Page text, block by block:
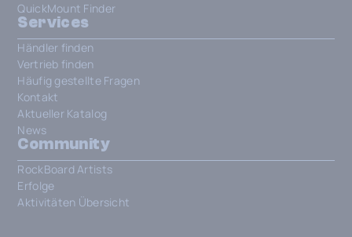
QuickMount Finder
Services
Händler finden
Vertrieb finden
Häufig gestellte Fragen
Kontakt
Aktueller Katalog
News
Community
RockBoard Artists
Erfolge
Aktivitäten Übersicht